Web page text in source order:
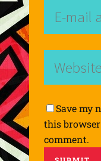
Save my
this
comment.